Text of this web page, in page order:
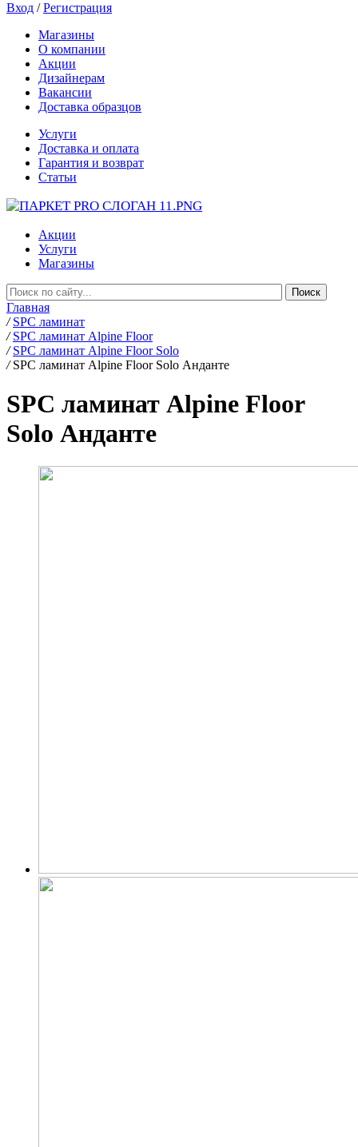
Вход /Регистрация
Магазины
О компании
Акции
Дизайнерам
Вакансии
Доставка образцов
Услуги
Доставка и оплата
Гарантия и возврат
Статьи
Акции
Услуги
Магазины
Главная
/ SPC ламинат
/ SPC ламинат Alpine Floor
/ SPC ламинат Alpine Floor Solo
/ SPC ламинат Alpine Floor Solo Анданте
SPC ламинат Alpine Floor
Solo Анданте